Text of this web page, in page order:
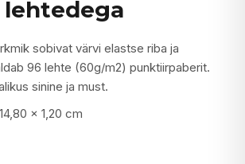
sobivat värvi elastse riba ja
96 lehte (60g/m2) punktiirpaberit.
sinine ja must.
x 1,20 cm